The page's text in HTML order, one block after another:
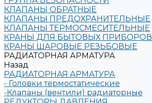
КЛАПАНЫ ОБРАТНЫЕ
КЛАПАНЫ ПРЕДОХРАНИТЕЛЬНЫЕ
КЛАПАНЫ ТЕРМОСМЕСИТЕЛЬНЫЕ
КРАНЫ ДЛЯ БЫТОВЫХ ПРИБОРОВ
КРАНЫ ШАРОВЫЕ РЕЗЬБОВЫЕ
РАДИАТОРНАЯ АРМАТУРА
Назад
РАДИАТОРНАЯ АРМАТУРА
- Головки термостатические
-Клапаны (вентили) радиаторные